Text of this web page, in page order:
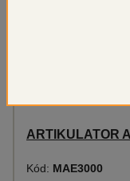
ARTIKULATOR
Kód: MAE3000